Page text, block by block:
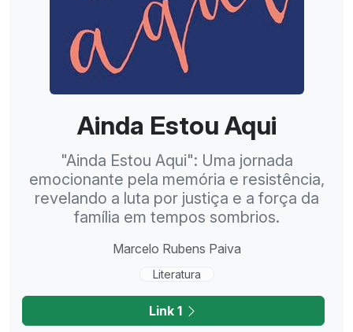
Ainda Estou Aqui
"Ainda Estou Aqui": Uma jornada
emocionante pela memória e resistência,
revelando a luta por justiça e a força da
família em tempos sombrios.
Marcelo Rubens Paiva
Literatura
Link 1